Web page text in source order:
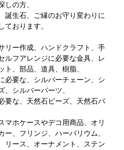
しの方、
誕生石、ご縁のお守り変わりに
ております。
リー作成、ハンドクラフト、手
ルフアレンジに必要な金具、レ
ト、部品、道具、樹脂、
必要な、シルバーチェーン、シ
、シルバーパーツ、
要な、天然石ビーズ、天然石パ
マホケースやデコ用商品、オリ
ー、フリンジ、ハーバリウム、
リース、オーナメント、ステン